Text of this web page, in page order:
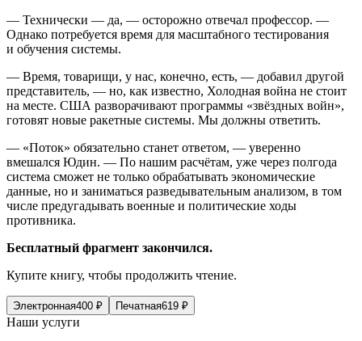
— Технически — да, — осторожно отвечал профессор. —
Однако потребуется время для масштабного тестирования
и обучения системы.
— Время, товарищи, у нас, конечно, есть, — добавил другой
представитель, — но, как известно, Холодная война не стоит
на месте. США разворачивают программы «звёздных войн»,
готовят новые ракетные системы. Мы должны ответить.
— «Поток» обязательно станет ответом, — уверенно
вмешался Юдин. — По нашим расчётам, уже через полгода
система сможет не только обрабатывать экономические
данные, но и заниматься разведывательным анализом, в том
числе предугадывать военные и политические ходы
противника.
Бесплатный фрагмент закончился.
Купите книгу, чтобы продолжить чтение.
Электронная400 ₽ Печатная619 ₽
Наши услуги